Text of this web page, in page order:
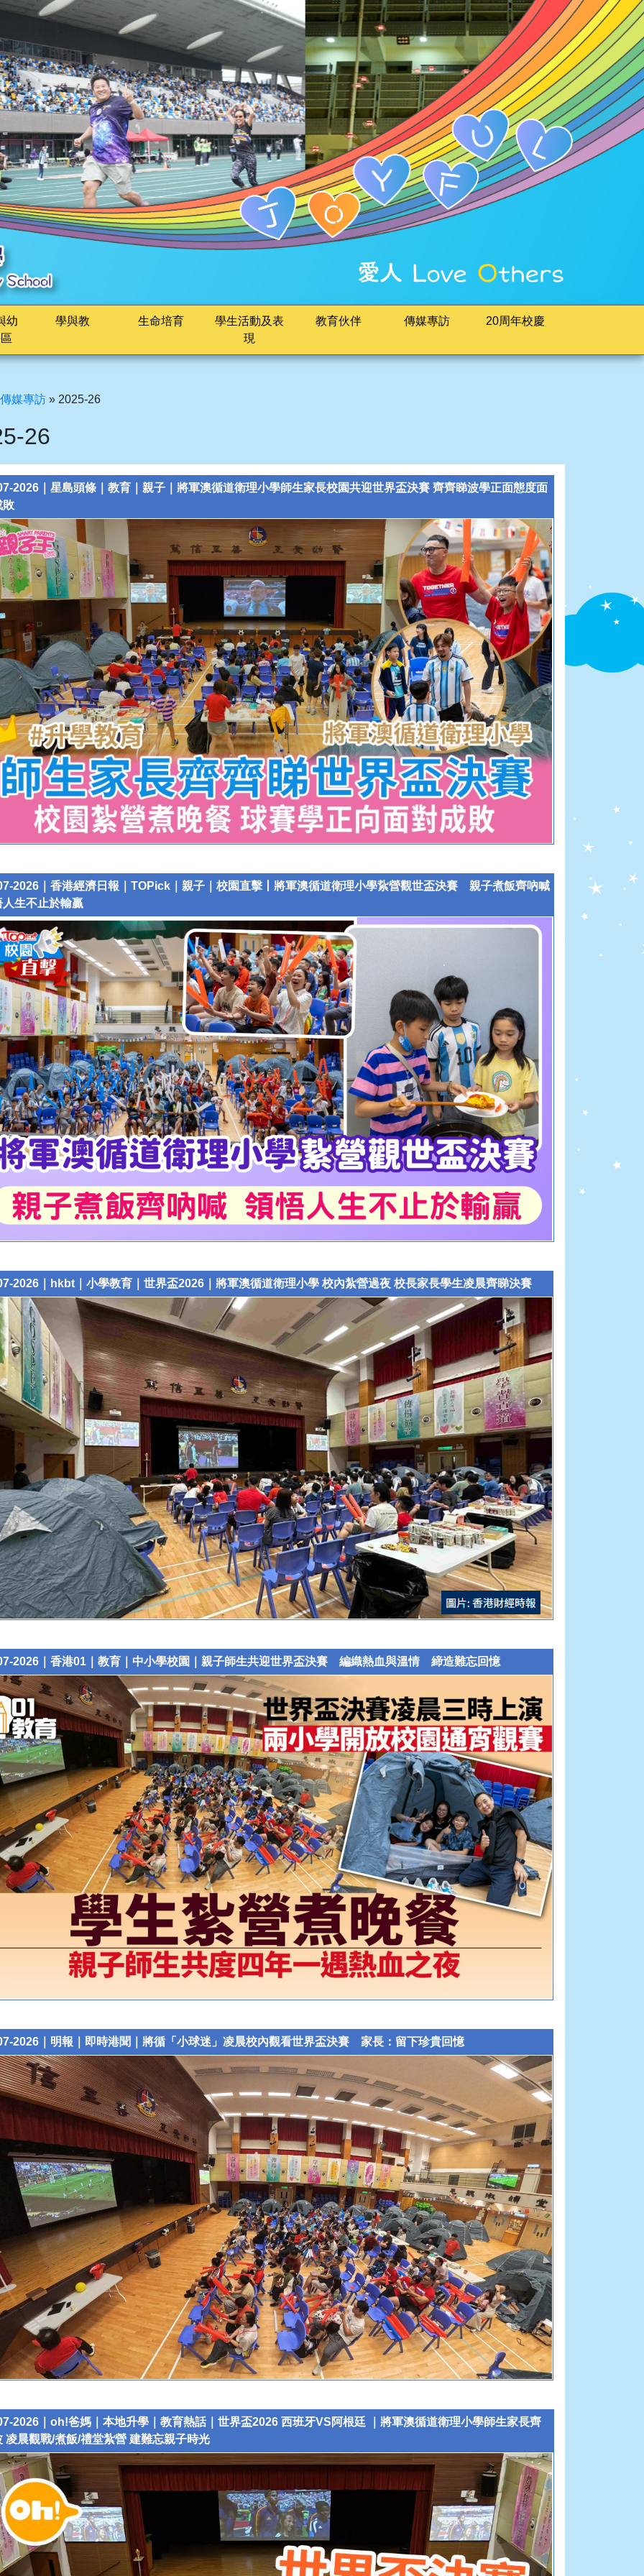
幼
學與教 生命培育
學生活動及表
現
教育伙伴 傳媒專訪 20周年校慶
傳媒專訪» 2025-26
26
2026｜星島頭條｜教育｜親子｜將軍澳循道衛理小學師生家長校園共迎世界盃決賽 齊齊睇波學正面態度面
敗
2026｜香港經濟日報｜TOPick｜親子｜校園直擊丨將軍澳循道衛理小學紥營觀世盃決賽 親子煮飯齊吶喊
人生不止於輸贏
2026｜hkbt｜小學教育｜世界盃2026｜將軍澳循道衛理小學 校內紮營過夜 校長家長學生凌晨齊睇決賽
2026｜香港01｜教育｜中小學校園｜親子師生共迎世界盃決賽 編織熱血與溫情 締造難忘回憶
2026｜明報｜即時港聞｜將循「小球迷」凌晨校內觀看世界盃決賽 家長：留下珍貴回憶
2026｜oh!爸媽｜本地升學｜教育熱話｜世界盃2026 西班牙VS阿根廷 ｜將軍澳循道衛理小學師生家長齊
凌晨觀戰/煮飯/禮堂紮營 建難忘親子時光